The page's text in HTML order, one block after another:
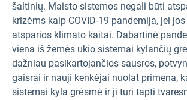
šaltinių. Maisto sistemos negali būti
krizėms kaip COVID-19 pandemija, jei
atsparios klimato kaitai. Dabartinė
viena iš žemės ūkio sistemai kylančių
dažniau pasikartojančios sausros,
gaisrai ir nauji kenkėjai nuolat primena,
sistemai kyla grėsmė ir ji turi tapti